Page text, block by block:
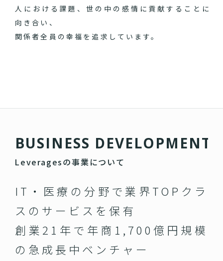
人における課題、世の中の感情に貢献することに
向き合い、
関係者全員の幸福を追求しています。
BUSIN ESS DEVELOPM ENT
Leveragesの事業について
IT・医療の分野で業界TOPクラ
スのサービスを保有
創業21年で年商1,700億円規模
の急成長中ベンチャー